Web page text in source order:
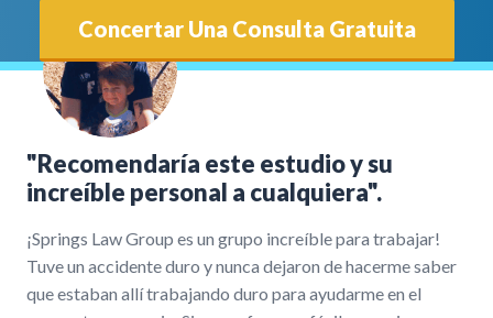
Concertar Una Consulta Gratuita
"Recomendaría este estudio y su
increíble personal a cualquiera".
¡Springs Law Group es un grupo increíble para trabajar!
Tuve un accidente duro y nunca dejaron de hacerme saber
que estaban allí trabajando duro para ayudarme en el